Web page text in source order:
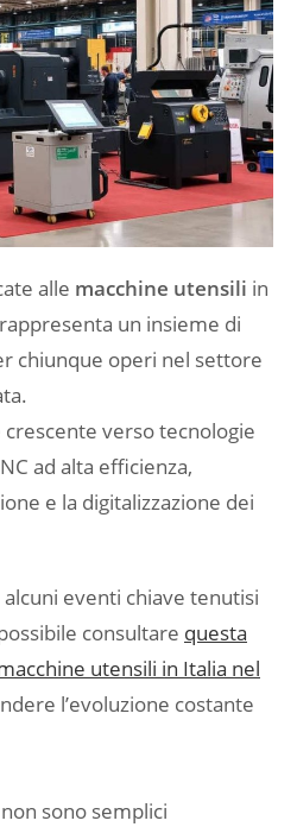
alle macchine utensili in
un insieme di
chiunque operi nel settore
verso tecnologie
ad alta efficienza,
e la digitalizzazione dei
eventi chiave tenutisi
consultare questa
utensili in Italia nel
l’evoluzione costante
sono semplici